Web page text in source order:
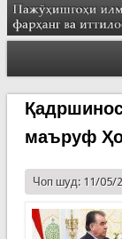
маъруф
Чоп шуд: 11/05/